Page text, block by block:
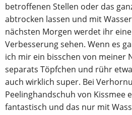
betroffenen Stellen oder das
abtrocken lassen und mit
nächsten Morgen werdet ihr
Verbesserung sehen. Wenn es
ich mir ein bisschen von meiner
separats Töpfchen und rühr
auch wirklich super. Bei
Peelinghandschuh von Kissmee
fantastisch und das nur mit